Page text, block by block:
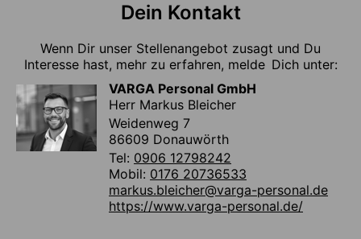
Dein Kontakt
Wenn Dir unser Stellenangebot zusagt und Du
Interesse hast, mehr zu erfahren, melde Dich unter:
VARGA Personal GmbH
Herr Markus Bleicher
Weidenweg 7
86609 Donauwörth
Tel: 0906 12798242
Mobil: 0176 20736533
markus.bleicher@varga-personal.de
https://www.varga-personal.de/